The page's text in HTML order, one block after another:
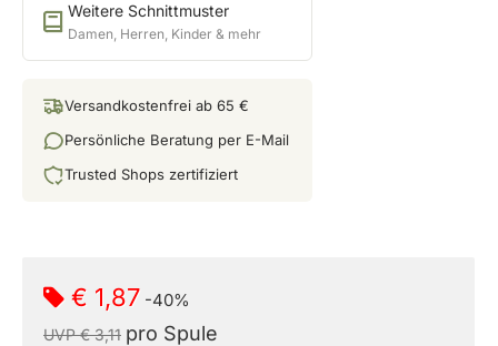
Weitere Schnittmuster
Damen, Herren, Kinder & mehr
Versandkostenfrei ab 65 €
Persönliche Beratung per E-Mail
Trusted Shops zertifiziert
€ 1,87 -40%
UVP € 3,11 pro Spule